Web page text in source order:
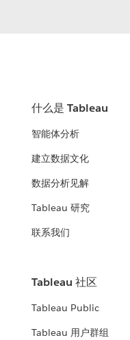
什么是 Tableau
智能体分析
建立数据文化
数据分析见解
Tableau 研究
联系我们
Tableau 社区
Tableau Public
Tableau 用户群组